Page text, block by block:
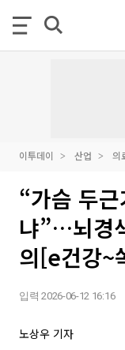
이투데이 산업 의
“가슴 두
냐”…뇌경
의[e건강~
입력 2026-06-12 16:16
노상우 기자